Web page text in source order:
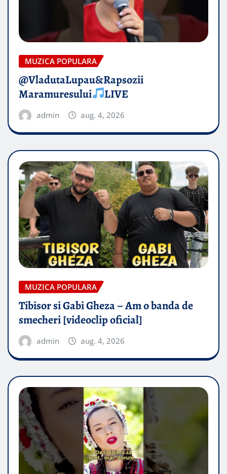
MUZICA POPULARA
@VladutaLupau&Rapsozii
Maramuresului
LIVE
admin aug. 4, 2026
MUZICA POPULARA
Tibisor si Gabi Gheza – Am o banda de
smecheri [videoclip oficial]
admin aug. 4, 2026